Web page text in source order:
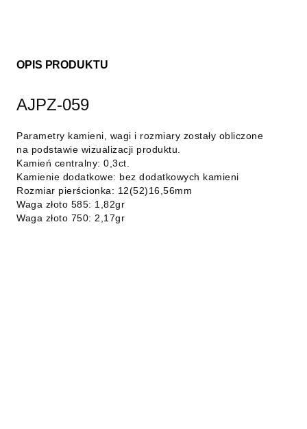
OPIS PRODUKTU
AJPZ-059
Parametry kamieni, wagi i rozmiary zostały obliczone
na podstawie wizualizacji produktu.
Kamień centralny: 0,3ct.
Kamienie dodatkowe: bez dodatkowych kamieni
Rozmiar pierścionka: 12(52)16,56mm
Waga złoto 585: 1,82gr
Waga złoto 750: 2,17gr